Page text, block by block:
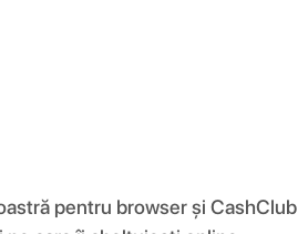
pentru browser și CashClub